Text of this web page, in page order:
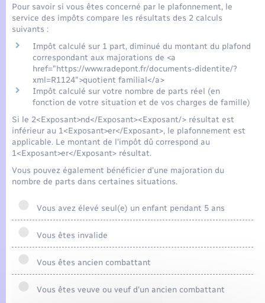
Pour savoir si vous êtes concerné par le plafonnement, le
service des impôts compare les résultats des 2 calculs
suivants :
Impôt calculé sur 1 part, diminué du montant du plafond
correspondant aux majorations de <a
href="https://www.radepont.fr/documents-didentite/?
xml=R1124">quotient familial</a>
Impôt calculé sur votre nombre de parts réel (en
fonction de votre situation et de vos charges de famille)
Si le 2<Exposant>nd</Exposant><Exposant/> résultat est
inférieur au 1<Exposant>er</Exposant>, le plafonnement est
applicable. Le montant de l'impôt dû correspond au
1<Exposant>er</Exposant> résultat.
Vous pouvez également bénéficier d'une majoration du
nombre de parts dans certaines situations.
Vous avez élevé seul(e) un enfant pendant 5 ans
Vous êtes invalide
Vous êtes ancien combattant
Vous êtes veuve ou veuf d'un ancien combattant